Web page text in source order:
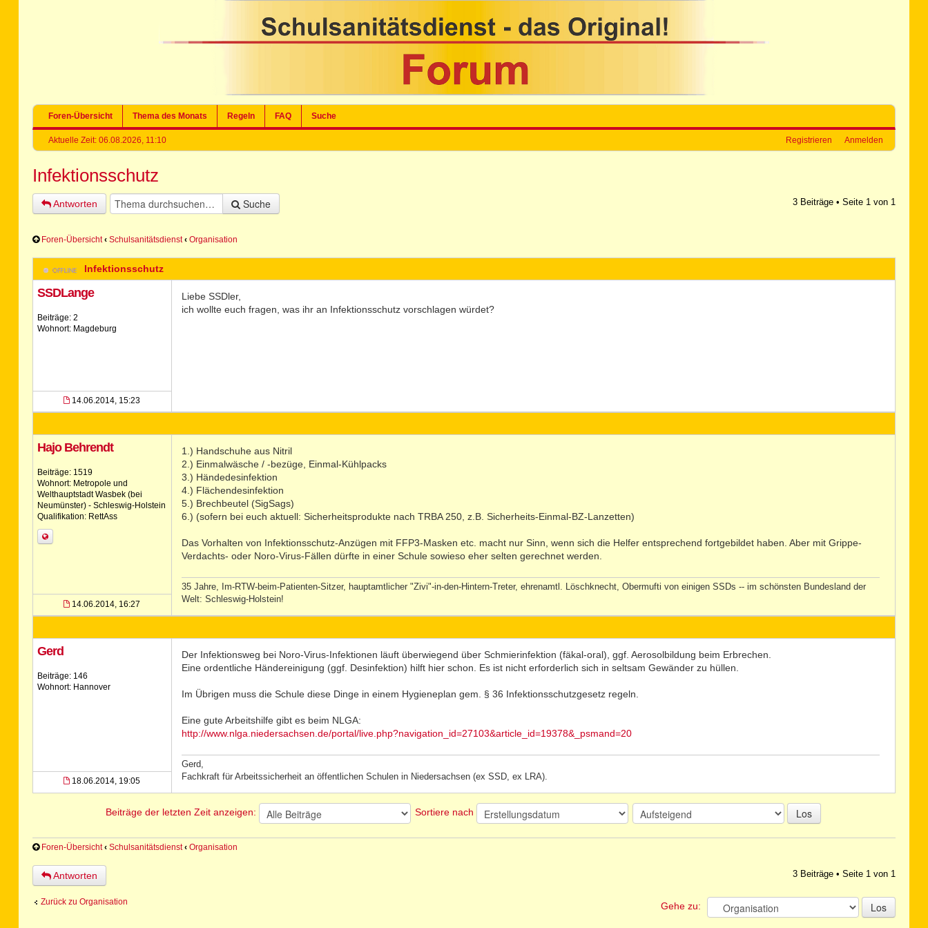
Foren-Übersicht Thema des Monats Regeln FAQ Suche
Aktuelle Zeit: 06.08.2026, 11:10 Registrieren Anmelden
Infektionsschutz
Antworten Suche 3 Beiträge • Seite 1von 1
Foren-Übersicht ‹ Schulsanitätsdienst ‹ Organisation
Infektionsschutz
SSDLange
Beiträge: 2
Wohnort: Magdeburg
14.06.2014, 15:23
Liebe SSDler,
ich wollte euch fragen, was ihr an Infektionsschutz vorschlagen würdet?
Hajo Behrendt
Beiträge: 1519
Wohnort: Metropole und
Welthauptstadt Wasbek (bei
Neumünster) - Schleswig-Holstein
Qualifikation: RettAss
14.06.2014, 16:27
1.) Handschuhe aus Nitril
2.) Einmalwäsche / -bezüge, Einmal-Kühlpacks
3.) Händedesinfektion
4.) Flächendesinfektion
5.) Brechbeutel (SigSags)
6.) (sofern bei euch aktuell: Sicherheitsprodukte nach TRBA 250, z.B. Sicherheits-Einmal-BZ-Lanzetten)
Das Vorhalten von Infektionsschutz-Anzügen mit FFP3-Masken etc. macht nur Sinn, wenn sich die Helfer entsprechend fortgebildet haben. Aber mit Grippe-
Verdachts- oder Noro-Virus-Fällen dürfte in einer Schule sowieso eher selten gerechnet werden.
35 Jahre, Im-RTW-beim-Patienten-Sitzer, hauptamtlicher "Zivi"-in-den-Hintern-Treter, ehrenamtl. Löschknecht, Obermufti von einigen SSDs -- im schönsten Bundesland der
Welt: Schleswig-Holstein!
Gerd
Beiträge: 146
Wohnort: Hannover
18.06.2014, 19:05
Der Infektionsweg bei Noro-Virus-Infektionen läuft überwiegend über Schmierinfektion (fäkal-oral), ggf. Aerosolbildung beim Erbrechen.
Eine ordentliche Händereinigung (ggf. Desinfektion) hilft hier schon. Es ist nicht erforderlich sich in seltsam Gewänder zu hüllen.
Im Übrigen muss die Schule diese Dinge in einem Hygieneplan gem. § 36 Infektionsschutzgesetz regeln.
Eine gute Arbeitshilfe gibt es beim NLGA:
http://www.nlga.niedersachsen.de/portal/live.php?navigation_id=27103&article_id=19378&_psmand=20
Gerd,
Fachkraft für Arbeitssicherheit an öffentlichen Schulen in Niedersachsen (ex SSD, ex LRA).
Beiträge der letzten Zeit anzeigen: Sortiere nach Los
Foren-Übersicht ‹ Schulsanitätsdienst ‹ Organisation
Antworten 3 Beiträge • Seite 1 von 1
Zurück zu Organisation Gehe zu: